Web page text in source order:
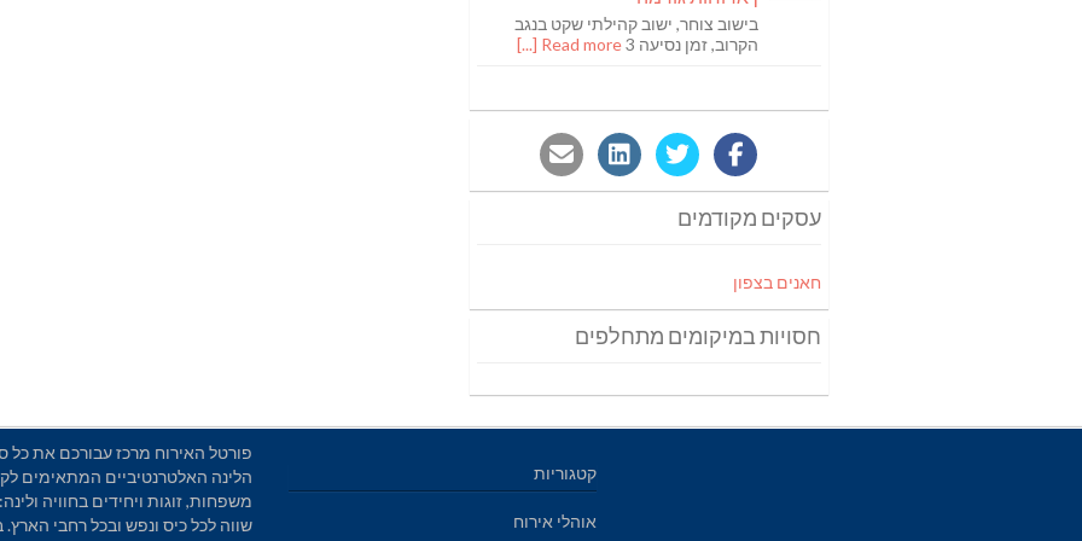
בישוב צוחר, ישוב קהילתי שקט בנגב
הקרוב, זמן נסיעה 3
Read more [...]
עסקים מקודמים
חאנים בצפון
חסויות במיקומים מתחלפים
פורטל האירוח מרכז עבורכם את כל
הלינה האלטרנטיביים המתאימים
משפחות, זוגות ויחידים בחוויה
שווה לכל כיס ונפש ובכל רחבי הארץ.
קטגוריות
אוהלי אירוח